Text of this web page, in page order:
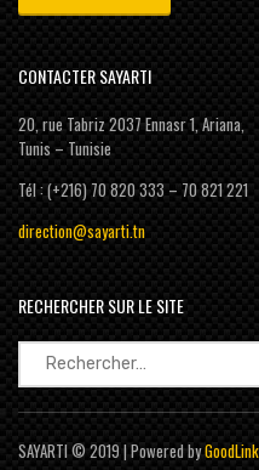
CONTACTER SAYARTI
20, rue Tabriz 2037 Ennasr 1, Ariana,
Tunis – Tunisie
Tél : (+216) 70 820 333 – 70 821 221
direction@sayarti.tn
RECHERCHER SUR LE SITE
Rechercher :
SAYARTI © 2019 | Powered by